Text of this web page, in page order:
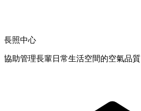
長照中心
協助管理長輩日常生活空間的空氣品質